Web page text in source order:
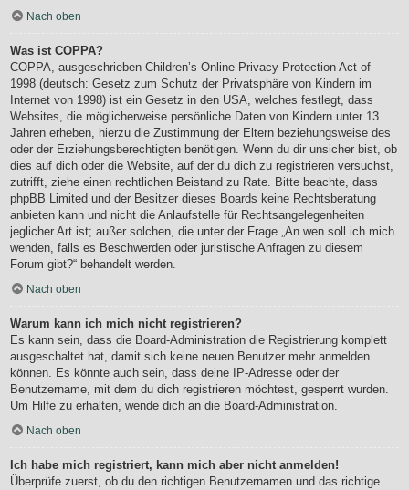
Nach oben
Was ist COPPA?
COPPA, ausgeschrieben Children’s Online Privacy Protection Act of
1998 (deutsch: Gesetz zum Schutz der Privatsphäre von Kindern im
Internet von 1998) ist ein Gesetz in den USA, welches festlegt, dass
Websites, die möglicherweise persönliche Daten von Kindern unter 13
Jahren erheben, hierzu die Zustimmung der Eltern beziehungsweise des
oder der Erziehungsberechtigten benötigen. Wenn du dir unsicher bist, ob
dies auf dich oder die Website, auf der du dich zu registrieren versuchst,
zutrifft, ziehe einen rechtlichen Beistand zu Rate. Bitte beachte, dass
phpBB Limited und der Besitzer dieses Boards keine Rechtsberatung
anbieten kann und nicht die Anlaufstelle für Rechtsangelegenheiten
jeglicher Art ist; außer solchen, die unter der Frage „An wen soll ich mich
wenden, falls es Beschwerden oder juristische Anfragen zu diesem
Forum gibt?“ behandelt werden.
Nach oben
Warum kann ich mich nicht registrieren?
Es kann sein, dass die Board-Administration die Registrierung komplett
ausgeschaltet hat, damit sich keine neuen Benutzer mehr anmelden
können. Es könnte auch sein, dass deine IP-Adresse oder der
Benutzername, mit dem du dich registrieren möchtest, gesperrt wurden.
Um Hilfe zu erhalten, wende dich an die Board-Administration.
Nach oben
Ich habe mich registriert, kann mich aber nicht anmelden!
Überprüfe zuerst, ob du den richtigen Benutzernamen und das richtige